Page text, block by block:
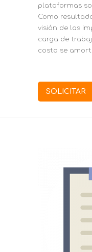
plataformas
Como
visión de las
carga de
costo se
SOLICITAR